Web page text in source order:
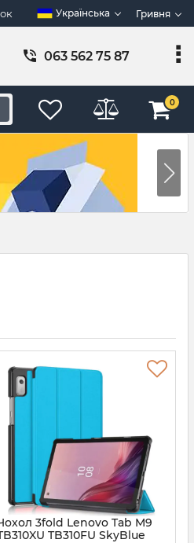
Українська Гривня
063 562 75 87
0
3fold Lenovo Tab M9
TB310FU SkyBlue